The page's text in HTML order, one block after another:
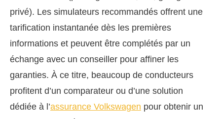
privé). Les simulateurs recommandés offrent une
tarification instantanée dès les premières
informations et peuvent être complétés par un
échange avec un conseiller pour affiner les
garanties. À ce titre, beaucoup de conducteurs
profitent d’un comparateur ou d’une solution
dédiée à l’assurance Volkswagen pour obtenir un